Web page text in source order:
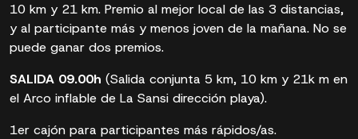
10 km y 21 km. Premio al mejor local de las 3 distancias,
y al participante más y menos joven de la mañana. No se
puede ganar dos premios.
SALIDA 09.00h (Salida conjunta 5 km, 10 km y 21k m en
el Arco inflable de La Sansi dirección playa).
1er cajón para participantes más rápidos/as.